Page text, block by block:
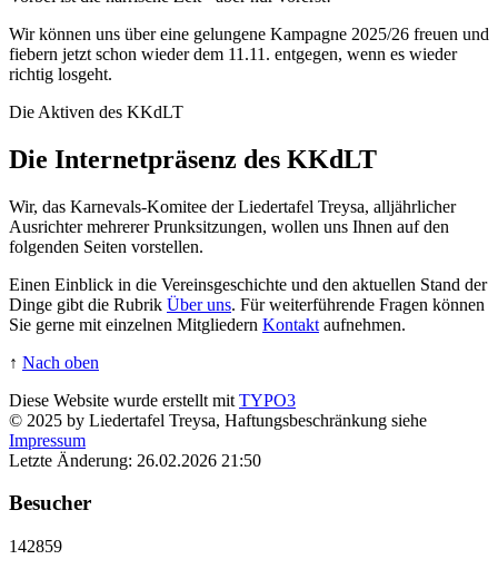
Wir können uns über eine gelungene Kampagne 2025/26 freuen und
fiebern jetzt schon wieder dem 11.11. entgegen, wenn es wieder
richtig losgeht.
Die Aktiven des KKdLT
Die Internetpräsenz des KKdLT
Wir, das Karnevals-Komitee der Liedertafel Treysa, alljährlicher
Ausrichter mehrerer Prunksitzungen, wollen uns Ihnen auf den
folgenden Seiten vorstellen.
Einen Einblick in die Vereinsgeschichte und den aktuellen Stand der
Dinge gibt die Rubrik Über uns. Für weiterführende Fragen können
Sie gerne mit einzelnen Mitgliedern Kontakt aufnehmen.
↑ Nach oben
Diese Website wurde erstellt mit TYPO3
© 2025 by Liedertafel Treysa, Haftungsbeschränkung siehe
Impressum
Letzte Änderung: 26.02.2026 21:50
Besucher
142859